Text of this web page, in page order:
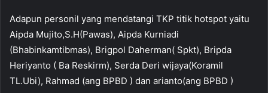
Adapun personil yang mendatangi TKP titik hotspot yaitu
Aipda Mujito,S.H(Pawas), Aipda Kurniadi
(Bhabinkamtibmas), Brigpol Daherman( Spkt), Bripda
Heriyanto ( Ba Reskirm), Serda Deri wijaya(Koramil
TL.Ubi), Rahmad (ang BPBD ) dan arianto(ang BPBD )